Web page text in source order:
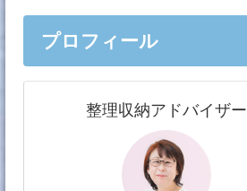
プロフィール
整理収納アドバイザー